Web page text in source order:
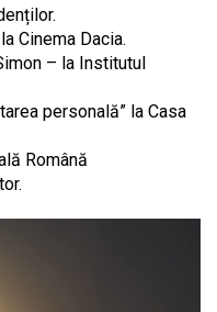
Cinema Dacia.
– la Institutul
personală” la Casa
Română